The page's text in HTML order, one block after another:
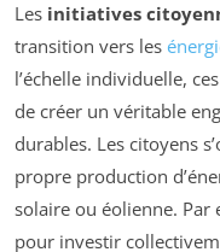
Les initiatives
transition vers les
l’échelle individuelle,
de créer un véritable
durables. Les citoyens
propre production
solaire ou éolienne. Par
pour investir